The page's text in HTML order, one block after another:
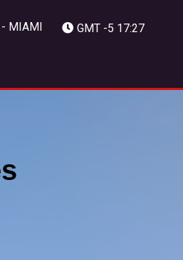
- MIAMI GMT -5 17:27